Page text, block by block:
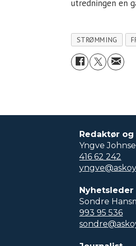
utredningen en
STRØMMING
Redaktør
Yngve
416 62 242
Nyhetsleder
Sondre
993 95 536